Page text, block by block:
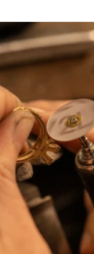
Montbrison, Lyon, Paris
& mathieu
révolutionnent
en y apportant
du commun. Au
a forgé son style
dans ses
rencontres.
qui a ouvert ses